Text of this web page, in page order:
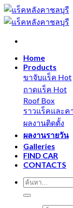
Skip
to
content
Home
Products
ขาจับแร็ค
ถาดแร็ค
Roof Box
ราวแร็คและค
ผลงานติดตั้ง
ผลงานรายวัน
Galleries
FIND CAR
CONTACTS